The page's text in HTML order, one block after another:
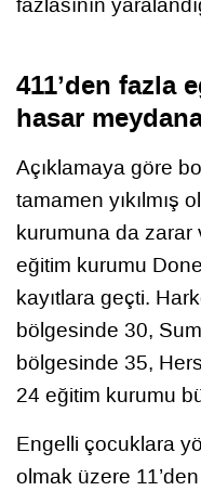
411’den fazla
hasar
Açıklamaya göre
tamamen yıkılmış
kurumuna da zarar
eğitim kurumu
kayıtlara geçti.
bölgesinde 30,
bölgesinde 35,
24 eğitim kurumu
Engelli çocuklara
olmak üzere